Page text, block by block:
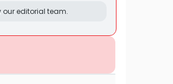
editorial team.